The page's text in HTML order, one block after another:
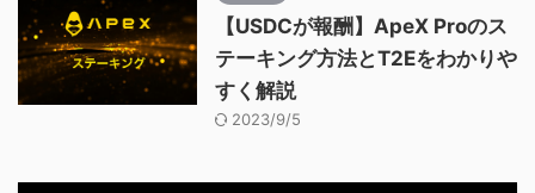
【USDCが報酬】ApeX Proのス
テーキング方法とT2Eをわかりや
すく解説
2023/9/5